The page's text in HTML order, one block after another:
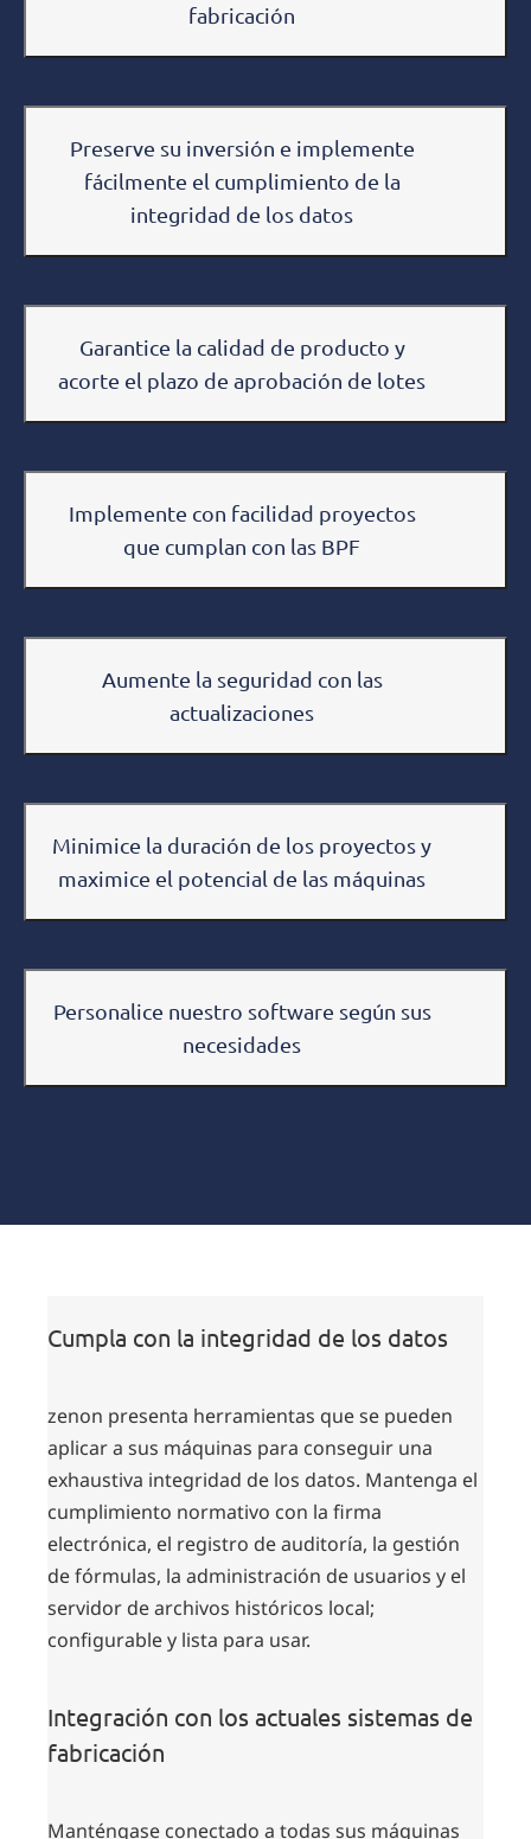
fabricación
Preserve su inversión e implemente
fácilmente el cumplimiento de la
integridad de los datos
Garantice la calidad de producto y
acorte el plazo de aprobación de lotes
Implemente con facilidad proyectos
que cumplan con las BPF
Aumente la seguridad con las
actualizaciones
Minimice la duración de los proyectos y
maximice el potencial de las máquinas
Personalice nuestro software según sus
necesidades
Cumpla con la integridad de los datos
zenon presenta herramientas que se pueden
aplicar a sus máquinas para conseguir una
exhaustiva integridad de los datos. Mantenga el
cumplimiento normativo con la firma
electrónica, el registro de auditoría, la gestión
de fórmulas, la administración de usuarios y el
servidor de archivos históricos local;
configurable y lista para usar.
Integración con los actuales sistemas de
fabricación
Manténgase conectado a todas sus máquinas